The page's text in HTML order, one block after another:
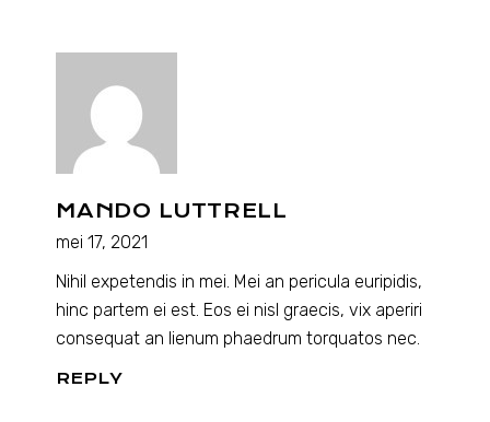
MANDO LUTTRELL
mei 17, 2021
Nihil expetendis in mei. Mei an pericula euripidis,
hinc partem ei est. Eos ei nisl graecis, vix aperiri
consequat an lienum phaedrum torquatos nec.
REPLY